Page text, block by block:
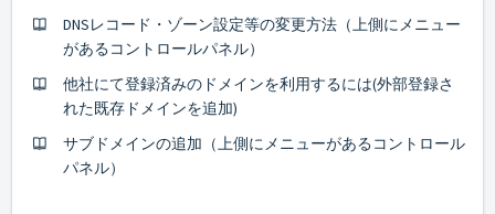
DNSレコード・ゾーン設定等の変更方法（上側にメニュー
があるコントロールパネル）
他社にて登録済みのドメインを利用するには(外部登録さ
れた既存ドメインを追加)
サブドメインの追加（上側にメニューがあるコントロール
パネル）